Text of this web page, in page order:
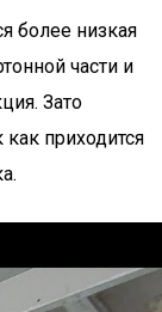
более низкая
части и
Зато
приходится